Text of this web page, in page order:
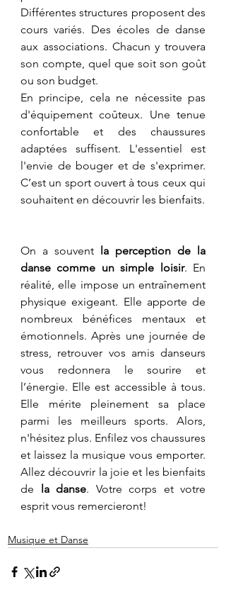
Différentes structures proposent des
cours variés. Des écoles de danse
aux associations. Chacun y trouvera
son compte, quel que soit son goût
ou son budget.
En principe, cela ne nécessite pas
d'équipement coûteux. Une tenue
confortable et des chaussures
adaptées suffisent. L'essentiel est
l'envie de bouger et de s'exprimer.
C’est un sport ouvert à tous ceux qui
souhaitent en découvrir les bienfaits.
On a souvent la perception de la
danse comme un simple loisir. En
réalité, elle impose un entraînement
physique exigeant. Elle apporte de
nombreux bénéfices mentaux et
émotionnels. Après une journée de
stress, retrouver vos amis danseurs
vous redonnera le sourire et
l’énergie. Elle est accessible à tous.
Elle mérite pleinement sa place
parmi les meilleurs sports. Alors,
n'hésitez plus. Enfilez vos chaussures
et laissez la musique vous emporter.
Allez découvrir la joie et les bienfaits
de la danse. Votre corps et votre
esprit vous remercieront!
Musique et Danse